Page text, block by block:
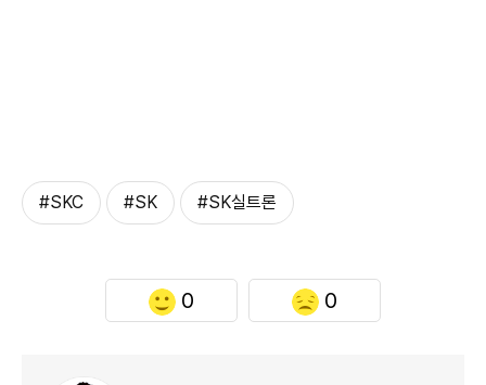
#SKC #SK #SK실트론
0 0